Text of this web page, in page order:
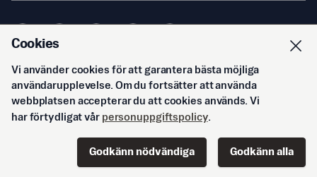
© Svenska Epoch Times AB2026
Cookies
Vi använder cookies för att garantera bästa möjliga
användarupplevelse. Om du fortsätter att använda
webbplatsen accepterar du att cookies används. Vi
har förtydligat vår personuppgiftspolicy.
Godkänn nödvändiga Godkänn alla